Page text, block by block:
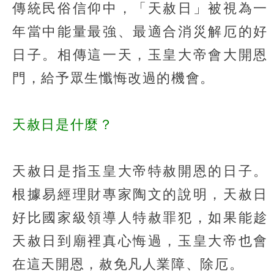
傳統民俗信仰中，「天赦日」被視為一
年當中能量最強、最適合消災解厄的好
日子。相傳這一天，玉皇大帝會大開恩
門，給予眾生懺悔改過的機會。
天赦日是什麼？
天赦日是指玉皇大帝特赦開恩的日子。
根據易經理財專家陶文的說明，天赦日
好比國家級領導人特赦罪犯，如果能趁
天赦日到廟裡真心悔過，玉皇大帝也會
在這天開恩，赦免凡人業障、除厄。